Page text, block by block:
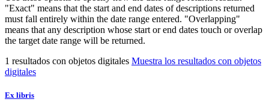
"Exact" means that the start and end dates of descriptions returned
must fall entirely within the date range entered. "Overlapping"
means that any description whose start or end dates touch or overlap
the target date range will be returned.
1 resultados con objetos digitales Muestra los resultados con objetos
digitales
Ex libris